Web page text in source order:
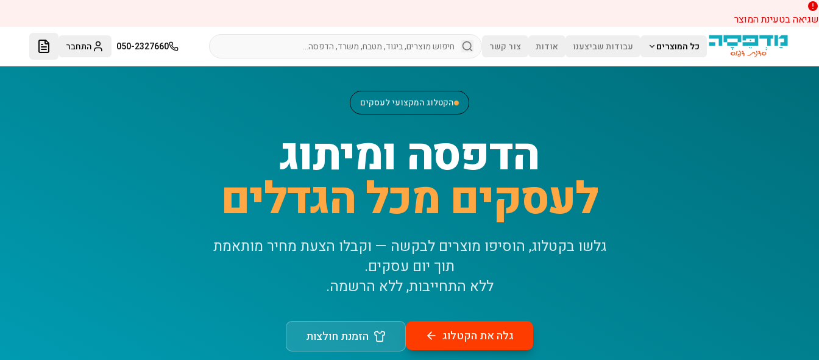
שגיאה בטעינת המוצר
דלג לתוכן הראשי
כל המוצרים עבודות שביצענו אודות צור קשר 050-2327660 התחבר
הקטלוג המקצועי לעסקים
הדפסה ומיתוג
לעסקים מכל הגדלים
גלשו בקטלוג, הוסיפו מוצרים לבקשה — וקבלו הצעת מחיר מותאמת
תוך יום עסקים.
ללא התחייבות, ללא הרשמה.
גלה את הקטלוג הזמנת חולצות